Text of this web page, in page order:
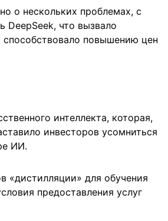
о нескольких проблемах, с
DeepSeek, что вызвало
способствовало повышению цен
интеллекта, которая,
инвесторов усомниться
ИИ.
«дистилляции» для обучения
предоставления услуг